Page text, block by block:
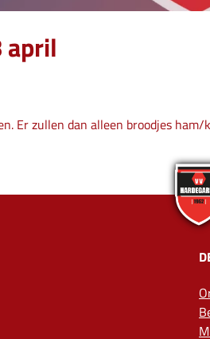
april
Er zullen dan alleen broodjes